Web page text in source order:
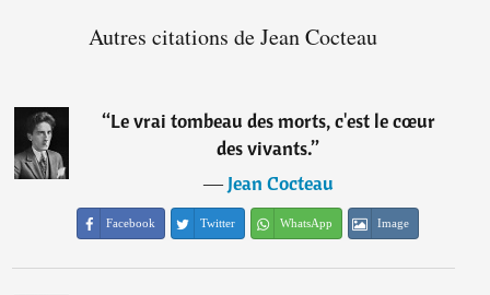
Autres citations de Jean Cocteau
“Le vrai tombeau des morts, c'est le cœur
des vivants.”
―Jean Cocteau
Facebook Twitter WhatsApp Image